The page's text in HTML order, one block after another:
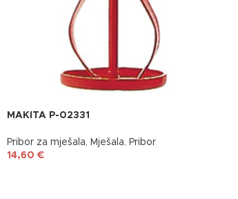
MAKITA P-02331
Pribor za mješala, Mješala, Pribor
14,60 €